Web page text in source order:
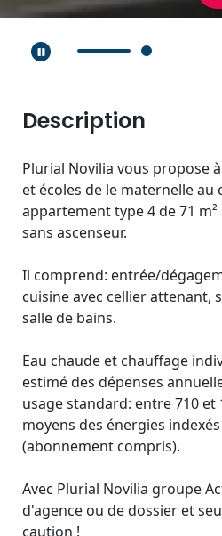
Description
Plurial Novilia vous propose
et écoles de le maternelle au
appartement type 4 de 71
sans ascenseur.
Il comprend: entrée/
cuisine avec cellier attenant,
salle de bains.
Eau chaude et chauffage
estimé des dépenses
usage standard: entre 710 et
moyens des énergies
(abonnement compris).
Avec Plurial Novilia groupe
d'agence ou de dossier et
caution !